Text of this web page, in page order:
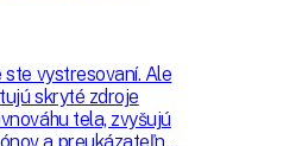
ste vystresovaní. Ale
skryté zdroje
tela, zvyšujú